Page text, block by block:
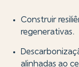
Construir
regenerativas.
alinhadas ao